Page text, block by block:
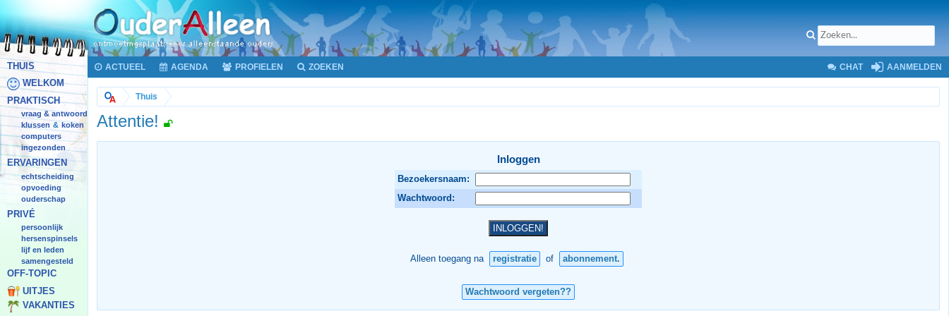
THUIS
WELKOM
PRAKTISCH
vraag & antwoord
klussen & koken
computers
ingezonden
ERVARINGEN
echtscheiding
opvoeding
ouderschap
PRIVÉ
persoonlijk
hersenspinsels
lijf en leden
samengesteld
OFF-TOPIC
UITJES
VAKANTIES
ACTUEEL AGENDA PROFIELEN ZOEKEN CHAT AANMELDEN
Thuis
Attentie!
Inloggen
Bezoekersnaam:
Wachtwoord:
Alleen toegang na registratie of abonnement.
Wachtwoord vergeten??